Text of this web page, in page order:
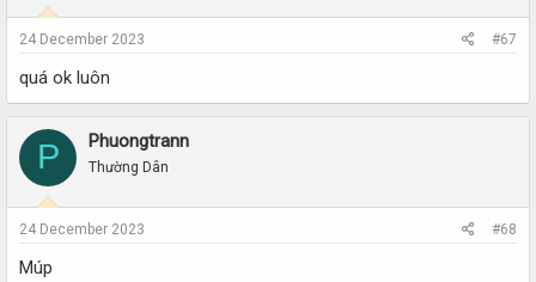
24 December 2023 #67
quá ok luôn
P Phuongtrann
Thường Dân
24 December 2023 #68
Múp